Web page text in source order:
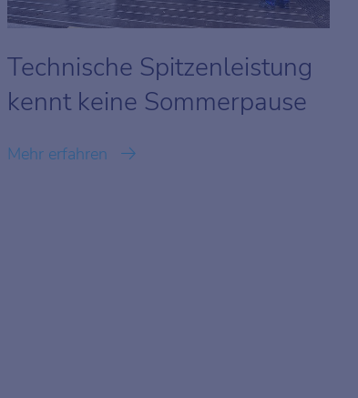
Technische Spitzenleistung
kennt keine Sommerpause
Mehr erfahren